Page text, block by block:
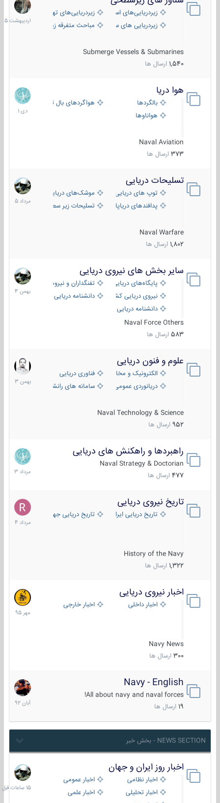
زیردریایی‌های استراتژیکزیردریایی‌های تهاجمی
زیردریایی های سبک
مباحث متفرقه زیرسطحی
Submerge Vessels & Submarines
1,540 ارسال ها
1405
هوا دریا
بالگردها
هواگردهای بال ثابت
هواناوها
Naval Aviation
373 ارسال ها
12
دی
1401
تسلیحات دریایی
توپ های دریایی
موشک‌های دریایی
پدافندهای دریاپایه
تسلیحات زیر سطحی
Naval Warfare
1,802 ارسال ها
2
مرداد
1405
سایر بخش های نیروی دریایی
پایگاه‌های دریایی
تفنگداران و نیروهای ویژه‌ی دریایی
نیروی دریایی کشورهای مختلفدانشنامه دریایی
دانشنامه دریایی کپی
Naval Force Others
583 ارسال ها
22
بهمن
1404
علوم و فنون دریایی
الکترونیک و مخابرات دریاییفناوری دریایی
دریانوردی عمومی
سامانه های رانشی دریایی
Naval Technology & Science
952 ارسال ها
6
بهمن
1403
راهبردها و راهکنش های دریایی
Naval Strategy & Doctorian
477 ارسال ها
2
مرداد
1403
تاریخ نیروی دریایی
تاریخ دریایی ایران تاریخ دریایی جهان
History of the Navy
1,322 ارسال ها
16
مرداد
1404
اخبار نیروی دریایی
اخبار داخلی اخبار خارجی
Navy News
300 ارسال ها
27
مهر
1395
Navy - English
All about navy and naval forces!
ارسال ها
22
آبان
1392
NEWS SECTION - بخش خبر
اخبار روز ایران و جهان
اخبار نظامی
اخبار عمومی
اخبار تحلیلی
اخبار علمی
15
ساعات
قبل